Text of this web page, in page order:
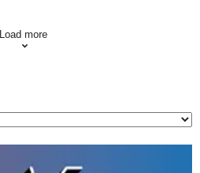
Load more